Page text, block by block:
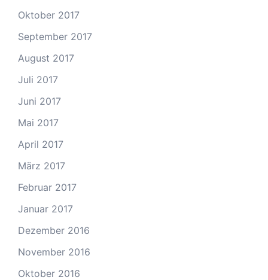
Oktober 2017
September 2017
August 2017
Juli 2017
Juni 2017
Mai 2017
April 2017
März 2017
Februar 2017
Januar 2017
Dezember 2016
November 2016
Oktober 2016